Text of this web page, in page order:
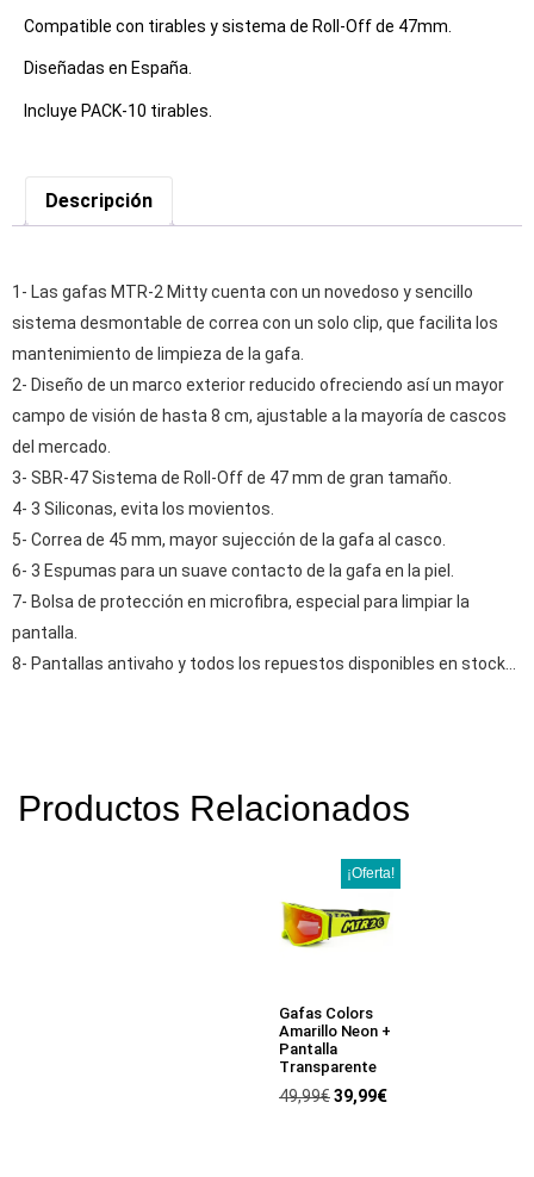
Compatible con tirables y sistema de Roll-Off de 47mm.
Diseñadas en España.
Incluye PACK-10 tirables.
Descripción
1- Las gafas MTR-2 Mitty cuenta con un novedoso y sencillo
sistema desmontable de correa con un solo clip, que facilita los
mantenimiento de limpieza de la gafa.
2- Diseño de un marco exterior reducido ofreciendo así un mayor
campo de visión de hasta 8 cm, ajustable a la mayoría de cascos
del mercado.
3- SBR-47 Sistema de Roll-Off de 47 mm de gran tamaño.
4- 3 Siliconas, evita los movientos.
5- Correa de 45 mm, mayor sujección de la gafa al casco.
6- 3 Espumas para un suave contacto de la gafa en la piel.
7- Bolsa de protección en microfibra, especial para limpiar la
pantalla.
8- Pantallas antivaho y todos los repuestos disponibles en stock…
Productos Relacionados
¡Oferta!
Gafas Colors
Amarillo Neon +
Pantalla
Transparente
49,99€39,99€